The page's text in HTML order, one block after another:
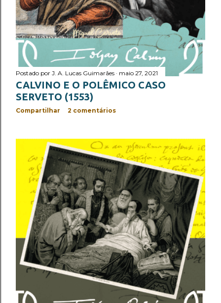
Postado por J. A. Lucas Guimarães maio 27, 2021
CALVINO E O POLÊMICO CASO
SERVETO (1553)
Compartilhar 2 comentários